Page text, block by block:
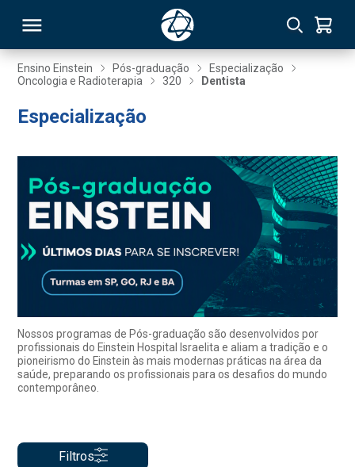
Ensino Einstein Pós-graduação
Especialização
Oncologia e Radioterapia
320 Dentista
Especialização
Nossos programas de Pós-graduação são desenvolvidos por
profissionais do Einstein Hospital Israelita e aliam a tradição e o
pioneirismo do Einstein às mais modernas práticas na área da
saúde, preparando os profissionais para os desafios do mundo
contemporâneo.
Filtros